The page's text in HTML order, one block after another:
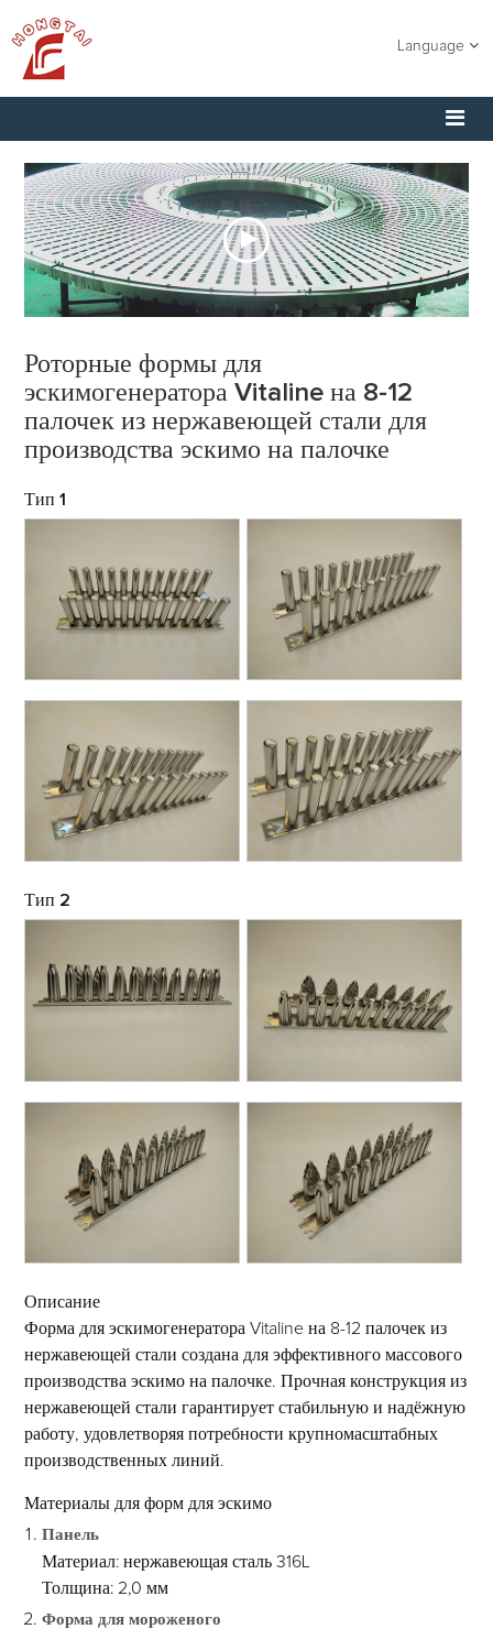
Language
Роторные формы для
эскимогенератора Vitaline на 8-12
палочек из нержавеющей стали для
производства эскимо на палочке
Тип 1
Тип 2
Описание
Форма для эскимогенератора Vitaline на 8-12 палочек из
нержавеющей стали создана для эффективного массового
производства эскимо на палочке. Прочная конструкция из
нержавеющей стали гарантирует стабильную и надёжную
работу, удовлетворяя потребности крупномасштабных
производственных линий.
Материалы для форм для эскимо
Панель
Материал: нержавеющая сталь 316L
Толщина: 2,0 мм
Форма для мороженого